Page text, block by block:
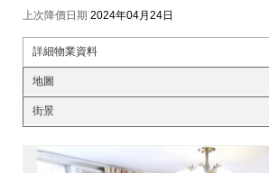
上次降價日期 2024年04月24日
詳細物業資料
地圖
街景